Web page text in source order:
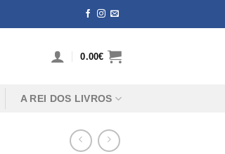
0.00€
A REI DOS LIVROS